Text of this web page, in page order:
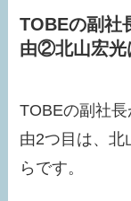
TOBEの副社
由②北山宏光
TOBEの副社
由2つ目は、北
らです。